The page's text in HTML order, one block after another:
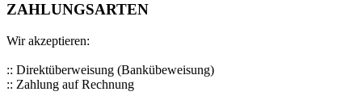
ZAHLUNGSARTEN
Wir akzeptieren:
:: Direktüberweisung (Bankübeweisung)
:: Zahlung auf Rechnung